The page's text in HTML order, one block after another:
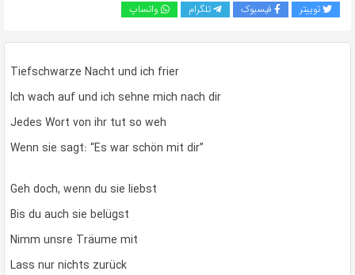
توییتر فیسبوک تلگرام واتساپ
Tiefschwarze Nacht und ich frier
Ich wach auf und ich sehne mich nach dir
Jedes Wort von ihr tut so weh
Wenn sie sagt: “Es war schön mit dir”
Geh doch, wenn du sie liebst
Bis du auch sie belügst
Nimm unsre Träume mit
Lass nur nichts zurück